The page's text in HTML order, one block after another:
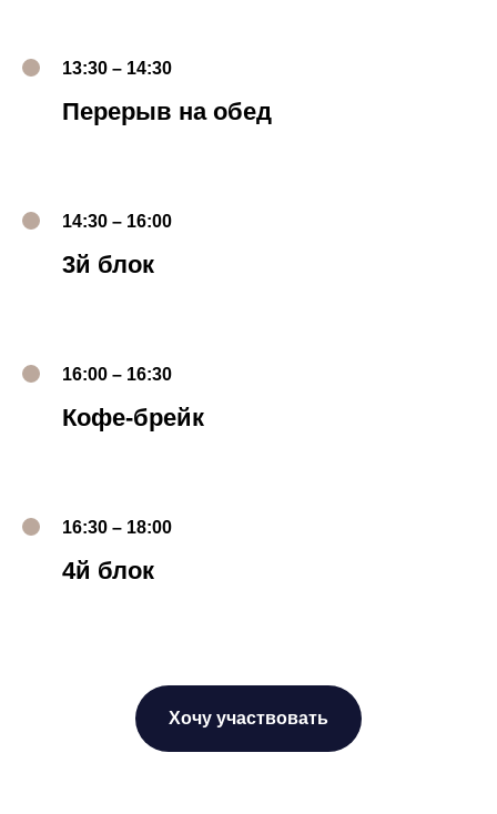
13:30 – 14:30
Перерыв на обед
14:30 – 16:00
3й блок
16:00 – 16:30
Кофе-брейк
16:30 – 18:00
4й блок
Хочу участвовать